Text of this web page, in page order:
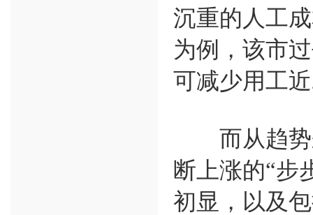
沉重的人工
为例，该市
可减少用工
而从趋势
断上涨的“步
初显，以及